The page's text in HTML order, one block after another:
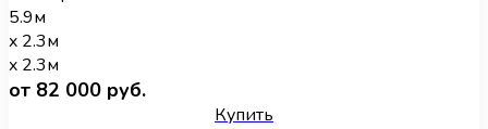
5.9м
x 2.3м
x 2.3м
от 82 000 руб.
Купить